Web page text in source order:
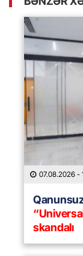
07.08.2026 -
skandalı